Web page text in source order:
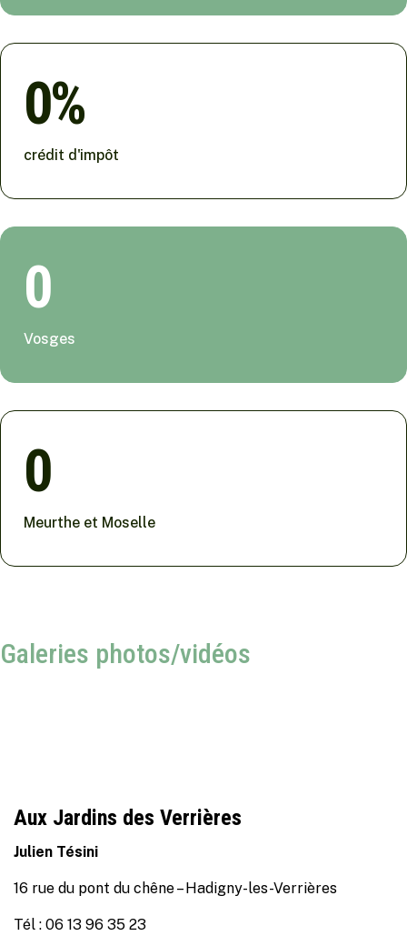
0
crédit d'impôt
0
Vosges
0
Meurthe et Moselle
Galeries photos/vidéos
Aux Jardins des Verrières
Julien Tésini
16 rue du pont du chêne – Hadigny-les-Verrières
Tél : 06 13 96 35 23